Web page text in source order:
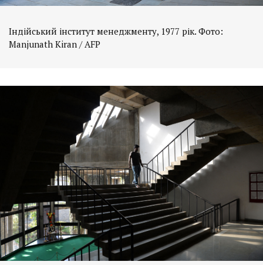
Індійський інститут менеджменту, 1977 рік. Фото:
Manjunath Kiran / AFP